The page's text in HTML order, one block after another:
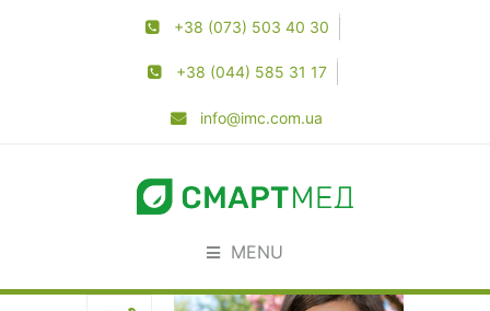
+38 (073) 503 40 30
+38 (044) 585 31 17
info@imc.com.ua
MENU